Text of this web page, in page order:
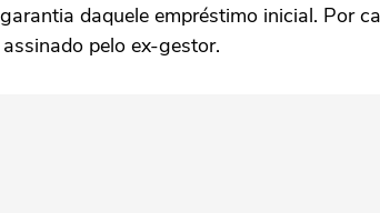
daquele empréstimo inicial. Por
pelo ex-gestor.